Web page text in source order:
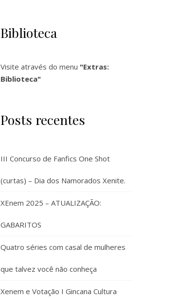
Biblioteca
Visite através do menu "Extras:
Biblioteca"
Posts recentes
III Concurso de Fanfics One Shot
(curtas) – Dia dos Namorados Xenite.
XEnem 2025 – ATUALIZAÇÃO:
GABARITOS
Quatro séries com casal de mulheres
que talvez você não conheça
Xenem e Votação I Gincana Cultura